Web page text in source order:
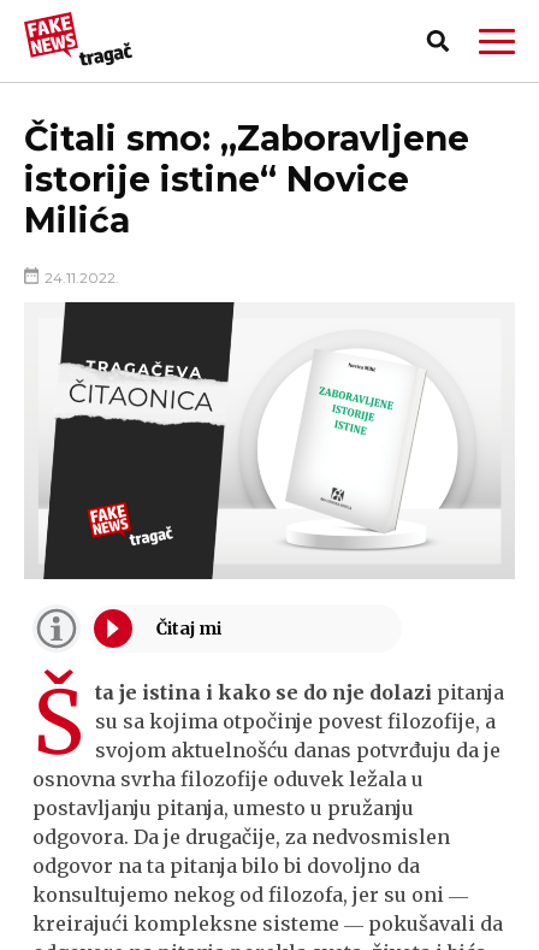
PRIJAVI LAŽNU VEST!
Čitali smo: „Zaboravljene
istorije istine“ Novice
Milića
24.11.2022.
Š ta je istina i kako se do nje dolazi pitanja
su sa kojima otpočinje povest filozofije, a
svojom aktuelnošću danas potvrđuju da je
osnovna svrha filozofije oduvek ležala u
postavljanju pitanja, umesto u pružanju
odgovora. Da je drugačije, za nedvosmislen
odgovor na ta pitanja bilo bi dovoljno da
konsultujemo nekog od filozofa, jer su oni ―
kreirajući kompleksne sisteme ― pokušavali da